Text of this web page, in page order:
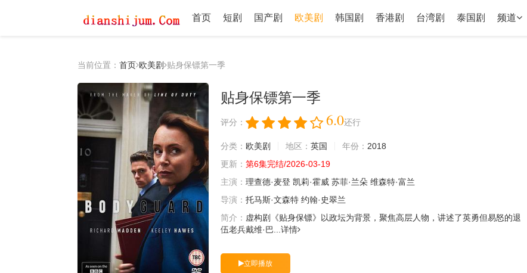
首页 短剧 国产剧 欧美剧 韩国剧 香港剧 台湾剧 泰国剧 频道
当前位置： 首页 欧美剧 贴身保镖第一季
贴身保镖第一季
评分： 6.0还行
分类： 欧美剧 地区： 英国 年份： 2018
更新： 第6集完结/2026-03-19
主演： 理查德·麦登 凯莉·霍威 苏菲·兰朵 维森特·富兰
导演： 托马斯·文森特 约翰·史翠兰
简介： 虚构剧《贴身保镖》以政坛为背景，聚焦高层人物，讲述了英勇但易怒的退
伍老兵戴维·巴... 详情
立即播放